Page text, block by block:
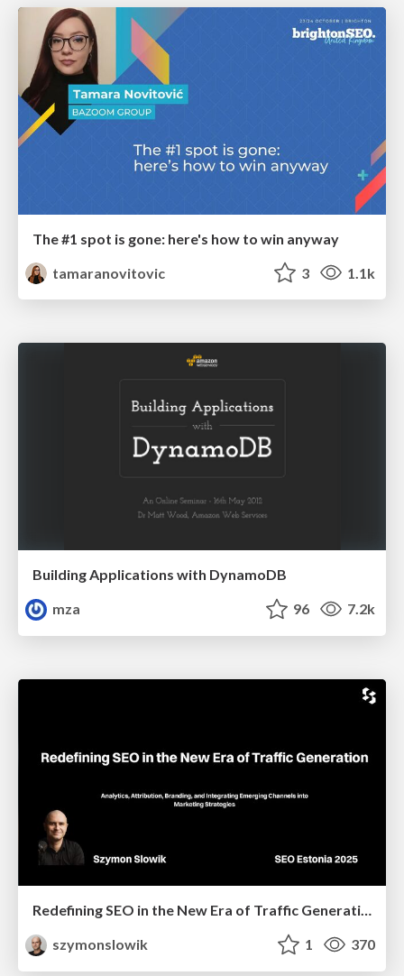
The #1 spot is gone: here's how to win anyway
tamaranovitovic
3 1.1k
Building Applications with DynamoDB
mza
96 7.2k
Redefining SEO in the New Era of Traffic Generation
szymonslowik
1 370